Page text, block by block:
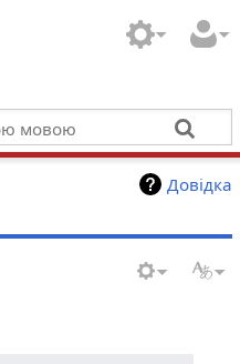
Довідка